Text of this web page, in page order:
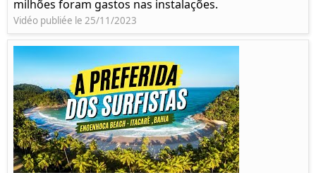
milhões foram gastos nas instalações.
Vidéo publiée le 25/11/2023